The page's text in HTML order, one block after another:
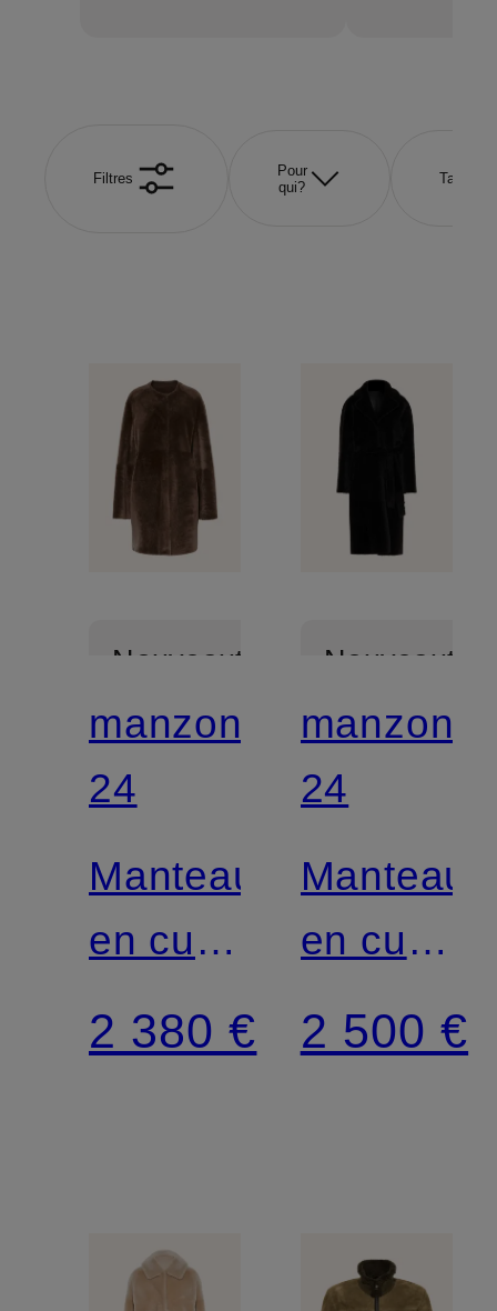
Filtres
Pour
qui?
Taille
Nouveautés
manzoni
24
Manteau
en cuir
réversible
2 380 €
Nouveautés
manzoni
24
Manteau
en cuir
réversible
2 500 €